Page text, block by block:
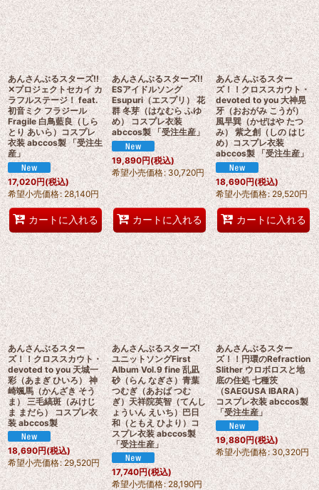
あんさんぶるスターズ!!
✕プロジェクトセカイ カ
ラフルステージ！ feat.
初音ミク フラジール
Fragile 白鳥藍良（しら
とり あいら）コスプレ
衣装 abccos製 「受注生
産」
17,020円(税込)
希望小売価格: 28,140円
カートに入れる
あんさんぶるスターズ!!
ESアイドルソング
Esupuri（エスプリ） 花
群 冬芽（はなむら ふゆ
め） コスプレ衣装
abccos製 「受注生産」
19,890円(税込)
希望小売価格: 30,720円
カートに入れる
あんさんぶるスター
ズ！！クロススカウト・
devoted to you 大神晃
牙（おおがみ こうが）
風早巽（かぜはや たつ
み） 紫之創（しの はじ
め）コスプレ衣装
abccos製 「受注生産」
18,690円(税込)
希望小売価格: 29,520円
カートに入れる
あんさんぶるスター
ズ！！クロススカウト・
devoted to you 天城一
彩（あまぎ ひいろ） 神
崎颯馬（かんざき そう
ま） 三毛縞斑（みけじ
ま まだら） コスプレ衣
装 abccos製
18,690円(税込)
希望小売価格: 29,520円
あんさんぶるスターズ!
ユニットソングFirst
Album Vol.9 fine 乱凪
砂（らん なぎさ）青葉
つむぎ（あおば つむ
ぎ）天祥院英智（てんし
ょういん えいち）巴日
和（ともえ ひより）コ
スプレ衣装 abccos製
「受注生産」
17,740円(税込)
希望小売価格: 28,190円
あんさんぶるスター
ズ！！円環のRefraction
Slither ウロボロスと地
底の住処 七種茨
（SAEGUSA IBARA）
コスプレ衣装 abccos製
「受注生産」
19,880円(税込)
希望小売価格: 30,320円